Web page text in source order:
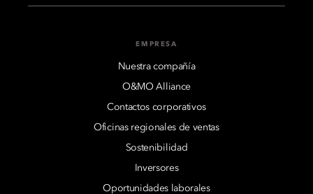
EMPRESA
Nuestra compañía
O&MO Alliance
Contactos corporativos
Oficinas regionales de ventas
Sostenibilidad
Inversores
Oportunidades laborales